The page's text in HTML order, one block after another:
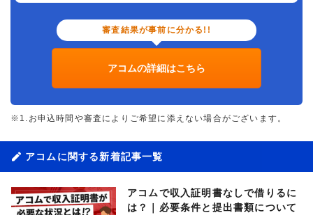
審査結果が事前に分かる!!
アコムの詳細はこちら
※1.お申込時間や審査によりご希望に添えない場合がございます。
アコムに関する新着記事一覧
アコムで収入証明書なしで借りるに
は？｜必要条件と提出書類について